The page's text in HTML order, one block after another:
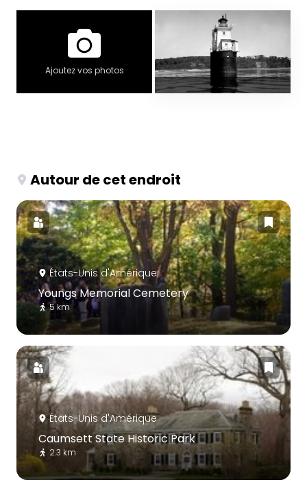
Ajoutez vos photos
Autour de cet endroit
États-Unis d'Amérique
Youngs Memorial Cemetery
5 km
États-Unis d'Amérique
Caumsett State Historic Park
2.3 km